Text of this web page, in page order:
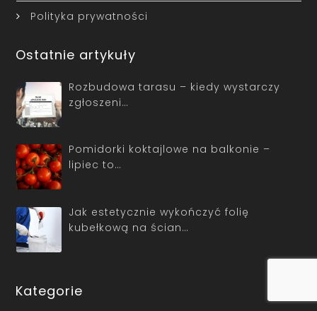
Polityka prywatności
Ostatnie artykuły
Rozbudowa tarasu – kiedy wystarczy
zgłoszeni…
Pomidorki koktajlowe na balkonie –
lipiec to…
Jak estetycznie wykończyć folię
kubełkową na ścian…
Kategorie